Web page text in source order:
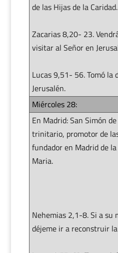
de las Hijas de la Caridad.
Zacarias 8,20- 23.
visitar al Señor en
Lucas 9,51- 56. Tomó la
Jerusalén.
Miércoles 28:
En Madrid: San Simón
trinitario, promotor de
fundador en Madrid de
Maria.
Nehemias 2,1-8. Si a su
déjeme ir a reconstruir